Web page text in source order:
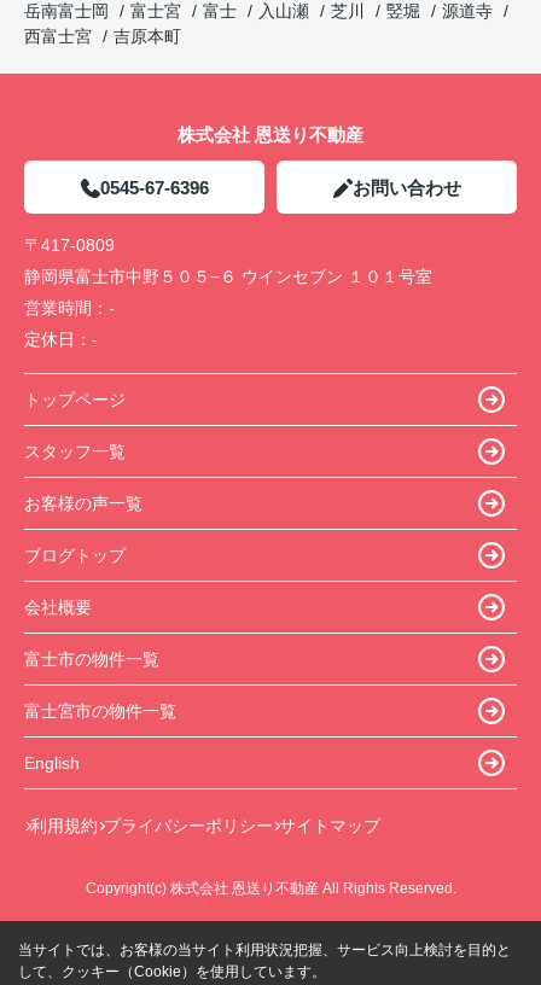
岳南富士岡
富士宮 富士 入山瀬 芝川 竪堀
源道寺
西富士宮
吉原本町
株式会社 恩送り不動産
0545-67-6396 お問い合わせ
〒417-0809
静岡県富士市中野５０５−６ ウインセブン １０１号室
営業時間： -
定休日： -
トップページ
スタッフ一覧
お客様の声一覧
ブログトップ
会社概要
富士市の物件一覧
富士宮市の物件一覧
English
利用規約 プライバシーポリシー サイトマップ
Copyright(c) 株式会社 恩送り不動産 All Rights Reserved.
当サイトでは、お客様の当サイト利用状況把握、サービス向上検討を目的と
して、クッキー（Cookie）を使用しています。